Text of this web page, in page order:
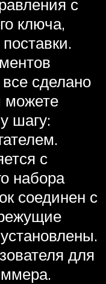
с
ключа,
сделано
можете
шагу:
с
набора
соединен с
для